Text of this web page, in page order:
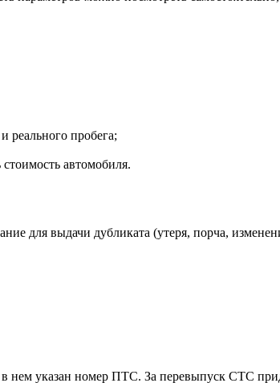
реального пробега;
автомобиля.
для выдачи дубликата (утеря, порча,
нем указан номер ПТС. За перевыпуск СТС